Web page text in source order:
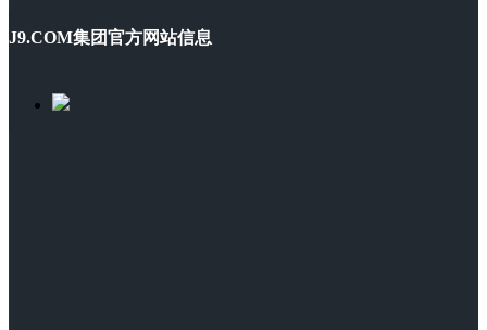
J9.COM集团官方网站信息